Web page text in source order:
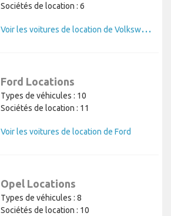
Sociétés de location : 6
V
oir les voitures de location de Volkswagen
Ford Locations
Types de véhicules : 10
Sociétés de location : 11
Voir les voitures de location de Ford
Opel Locations
Types de véhicules : 8
Sociétés de location : 10